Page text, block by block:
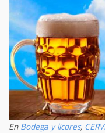
En Bodega y licores,